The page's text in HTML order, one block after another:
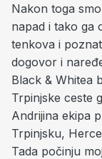
Nakon toga
napad i tako ga
tenkova i
dogovor i
Black & Whitea
Trpinjske ceste
Andrijina ekipa
Trpinjsku,
Tada počinju